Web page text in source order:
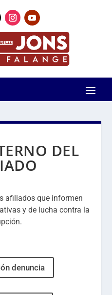
DEL
afiliados que informen
y de lucha contra la
denuncia